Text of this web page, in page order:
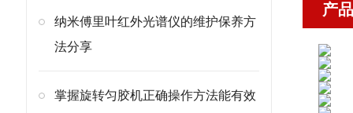
纳米傅里叶红外光谱仪的维护保养方
法分享
掌握旋转匀胶机正确操作方法能有效
产